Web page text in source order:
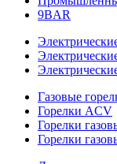
9BAR
Газовые
Горелки ACV
Горелки
Горелки